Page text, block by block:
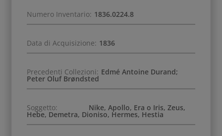
Numero Inventario: 1836.0224.8
Data di Acquisizione: 1836
Precedenti Collezioni: Edmé Antoine Durand;
Peter Oluf Brøndsted
Soggetto: Nike, Apollo, Era o Iris, Zeus,
Hebe, Demetra, Dioniso, Hermes, Hestia